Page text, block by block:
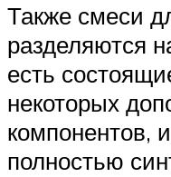
Также смеси
разделяются
есть
некоторых
компонентов,
полностью